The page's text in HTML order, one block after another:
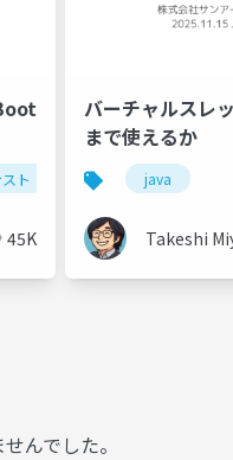
ト 設計 アーキ
45K
バーチャルスレ
まで使えるか
java
Takeshi
んでした。